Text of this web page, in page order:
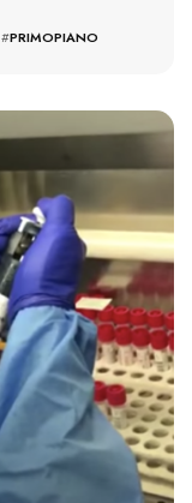
#PRIMOPIANO